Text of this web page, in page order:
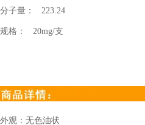
分子量： 223.24
规格： 20mg/支
外观：无色油状